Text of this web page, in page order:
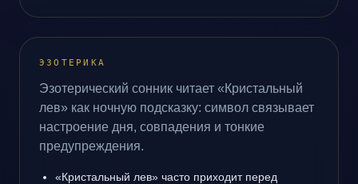
ЭЗОТЕРИКА
Эзотерический сонник читает «Кристальный
лев» как ночную подсказку: символ связывает
настроение дня, совпадения и тонкие
предупреждения.
«Кристальный лев» часто приходит перед